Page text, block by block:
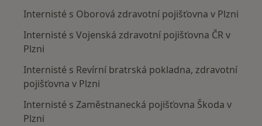
Internisté s Oborová zdravotní pojišťovna v Plzni
Internisté s Vojenská zdravotní pojišťovna ČR v
Plzni
Internisté s Revírní bratrská pokladna, zdravotní
pojišťovna v Plzni
Internisté s Zaměstnanecká pojišťovna Škoda v
Plzni